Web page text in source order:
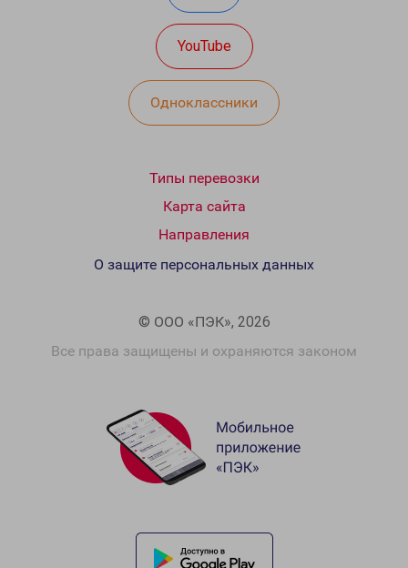
YouTube
Одноклассники
Типы перевозки
Карта сайта
Направления
© ООО «ПЭК», 2026
Все права защищены и охраняются законом
О защите персональных данных